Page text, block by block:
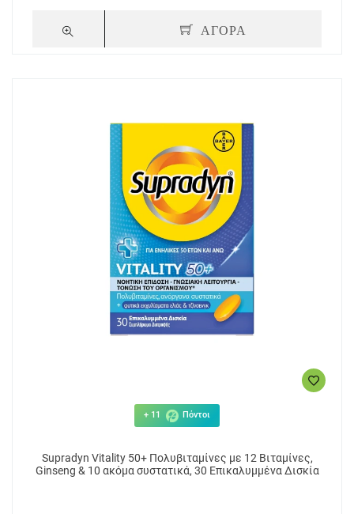
ΑΓΟΡΑ
+ 11 Πόντοι
Supradyn Vitality 50+ Πολυβιταμίνες με 12 Βιταμίνες,
Ginseng & 10 ακόμα συστατικά, 30 Επικαλυμμένα Δισκία